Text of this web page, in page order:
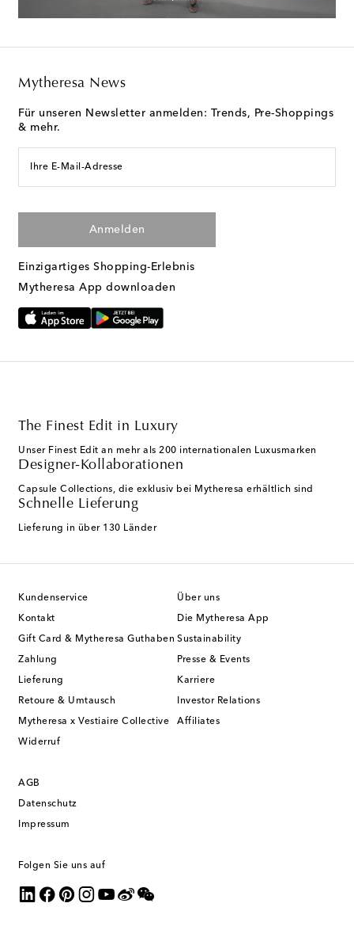
Mytheresa News
Für unseren Newsletter anmelden: Trends, Pre-Shoppings
& mehr.
Ihre E-Mail-Adresse
Anmelden
Einzigartiges Shopping-Erlebnis
Mytheresa App downloaden
The Finest Edit in Luxury
Unser Finest Edit an mehr als 200 internationalen Luxusmarken
Designer-Kollaborationen
Capsule Collections, die exklusiv bei Mytheresa erhältlich sind
Schnelle Lieferung
Lieferung in über 130 Länder
Kundenservice
Kontakt
Gift Card & Mytheresa Guthaben
Zahlung
Lieferung
Retoure & Umtausch
Mytheresa x Vestiaire Collective
Widerruf
Über uns
Die Mytheresa App
Sustainability
Presse & Events
Karriere
Investor Relations
Affiliates
AGB
Datenschutz
Impressum
Folgen Sie uns auf